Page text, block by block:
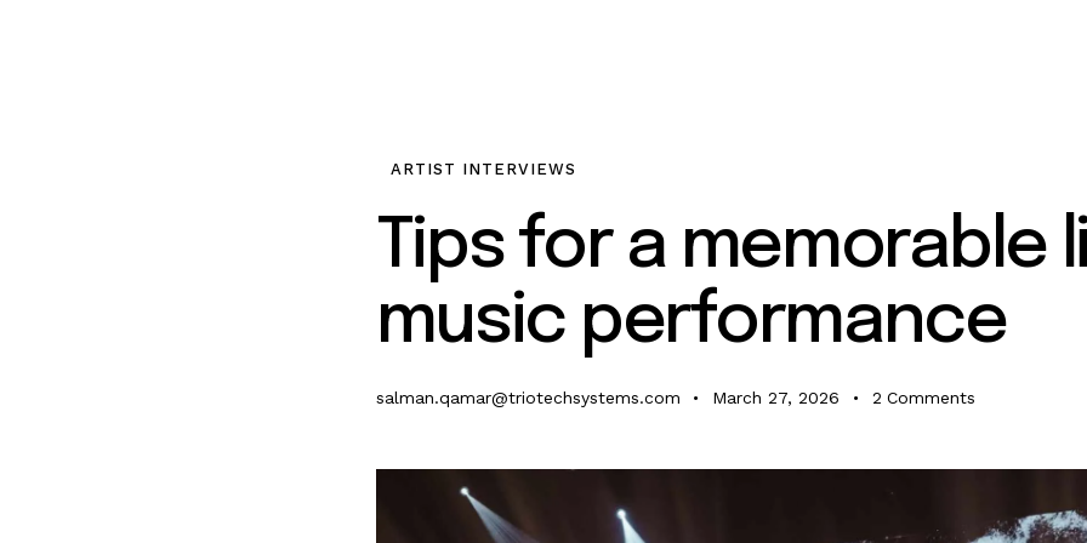
ARTIST INTERVIEWS
Tips for a memorable
music performance
salman.qamar@triotechsystems.com March 27, 2026 2 Comments